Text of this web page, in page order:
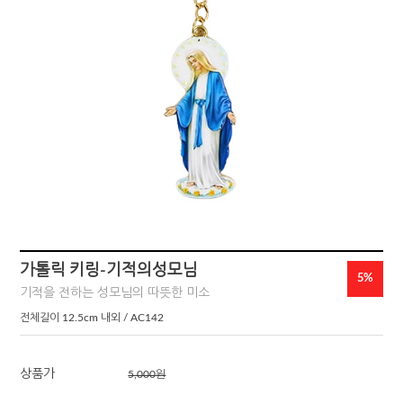
가톨릭 키링-기적의성모님
기적을 전하는 성모님의 따뜻한 미소
전체길이 12.5cm 내외 / AC142
5%
상품가 5,000원